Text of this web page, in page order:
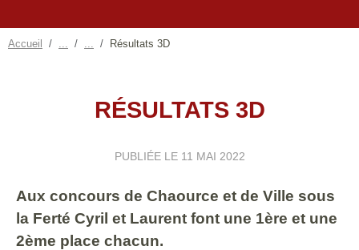
Accueil Résultats 3D
RÉSULTATS 3D
PUBLIÉE LE 11 MAI 2022
Aux concours de Chaource et de Ville sous
la Ferté Cyril et Laurent font une 1ère et une
2ème place chacun.